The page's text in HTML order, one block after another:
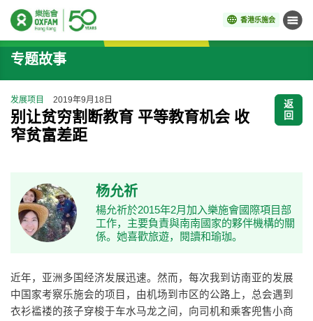
香港乐施会 菜单
开始主要内容
专题故事
发展项目 2019年9月18日
别让贫穷割断教育 平等教育机会 收
窄贫富差距
返
回
杨允祈
楊允祈於2015年2月加入樂施會國際項目部
工作，主要負責與南南國家的夥伴機構的關
係。她喜歡旅遊，閱讀和瑜珈。
近年，亚洲多国经济发展迅速。然而，每次我到访南亚的发展
中国家考察乐施会的项目，由机场到市区的公路上，总会遇到
衣衫褴褛的孩子穿梭于车水马龙之间，向司机和乘客兜售小商